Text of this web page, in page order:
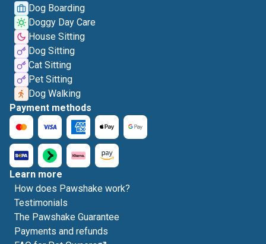
Dog Boarding
Doggy Day Care
House Sitting
Dog Sitting
Cat Sitting
Pet Sitting
Dog Walking
Payment methods
Learn more
How does Pawshake work?
Testimonials
The Pawshake Guarantee
Payments and refunds